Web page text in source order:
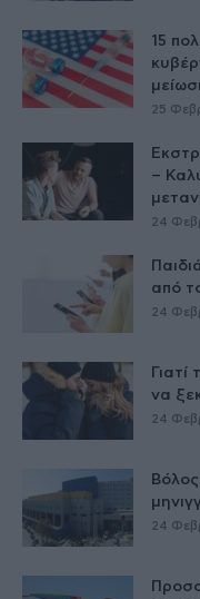
15
25
–
24
από
24
Γιατί
να
24
24